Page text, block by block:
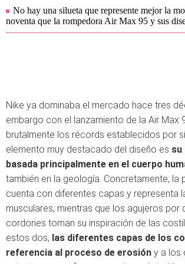
No hay una silueta que represente mejor la
noventa que la rompedora Air Max 95 y sus
Nike ya dominaba el mercado hace tres
embargo con el lanzamiento de la Air Max
brutalmente los récords establecidos por
elemento muy destacado del diseño es su
basada principalmente en el cuerpo
también en la geología. Concretamente, la
cuenta con diferentes capas y representa
musculares, mientras que los agujeros por
cordones toman su inspiración de las
estos dos, las diferentes capas de los
referencia al proceso de erosión y a los